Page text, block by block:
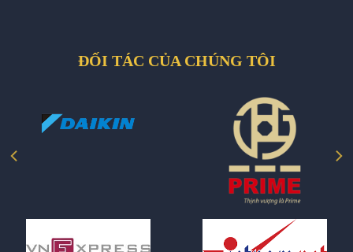
ĐỐI TÁC CỦA CHÚNG TÔI